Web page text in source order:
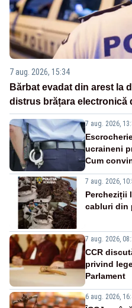
7 aug. 2026, 15:34
Bărbat evadat din arest la
distrus brățara electronică
7 aug. 2026,
ucraineni
Cum
7 aug. 2026,
Percheziții
cabluri din
7 aug. 2026,
CCR
privind
Parlament
6 aug. 2026,